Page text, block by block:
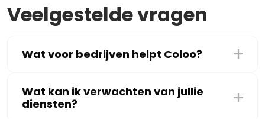
Veelgestelde vragen
Wat voor bedrijven helpt Coloo?
Wat kan ik verwachten van jullie
diensten?